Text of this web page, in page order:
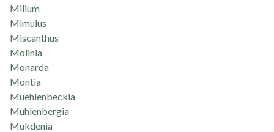
Milium
Mimulus
Miscanthus
Molinia
Monarda
Montia
Muehlenbeckia
Muhlenbergia
Mukdenia